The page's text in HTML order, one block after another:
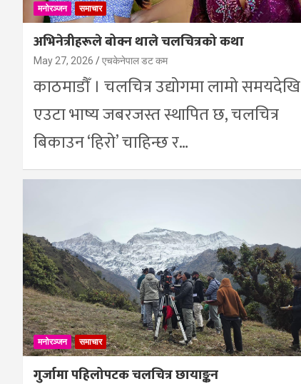
मनोरञ्जन समाचार
अभिनेत्रीहरूले बोक्न थाले चलचित्रको कथा
May 27, 2026 एचकेनेपाल डट कम
काठमाडौँ । चलचित्र उद्योगमा लामो समयदेखि
एउटा भाष्य जबरजस्त स्थापित छ, चलचित्र
बिकाउन ‘हिरो’ चाहिन्छ र…
मनोरञ्जन समाचार
गुर्जामा पहिलोपटक चलचित्र छायाङ्कन